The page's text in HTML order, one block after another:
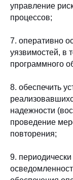
управление
процессов;
7. оперативно
уязвимостей, в
программного
8. обеспечить
надежности
проведение
повторения;
9.